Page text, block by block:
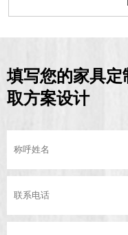
填写您的家具
取方案设计